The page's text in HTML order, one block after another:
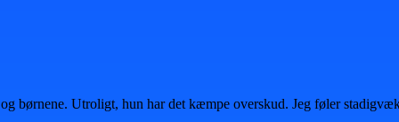
børnene. Utroligt, hun har det kæmpe overskud. Jeg føler